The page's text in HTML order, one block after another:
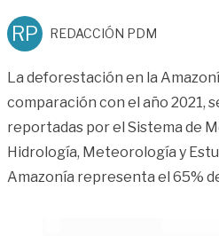
RP REDACCIÓN PDM
La deforestación en la
comparación con el año 2021,
reportadas por el Sistema de
Hidrología, Meteorología y
Amazonía representa el 65%